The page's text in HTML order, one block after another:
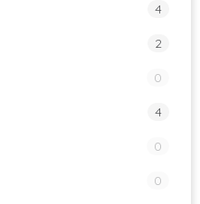
4
2
0
4
0
0